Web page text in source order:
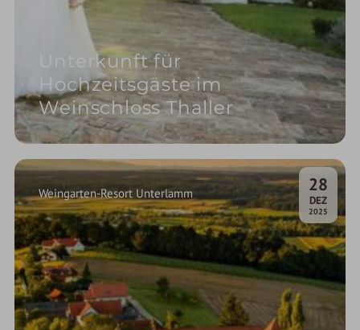
Unterkunft für
Hochzeitsgäste im
Weinschloss Thaller
28
DEZ.
2025
Weingarten-Resort Unterlamm